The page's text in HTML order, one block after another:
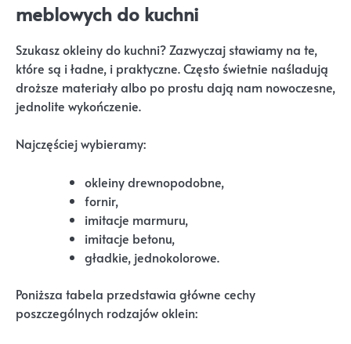
meblowych do kuchni
Szukasz okleiny do kuchni? Zazwyczaj stawiamy na te,
które są i ładne, i praktyczne. Często świetnie naśladują
droższe materiały albo po prostu dają nam nowoczesne,
jednolite wykończenie.
Najczęściej wybieramy:
okleiny drewnopodobne,
fornir,
imitacje marmuru,
imitacje betonu,
gładkie, jednokolorowe.
Poniższa tabela przedstawia główne cechy
poszczególnych rodzajów oklein: